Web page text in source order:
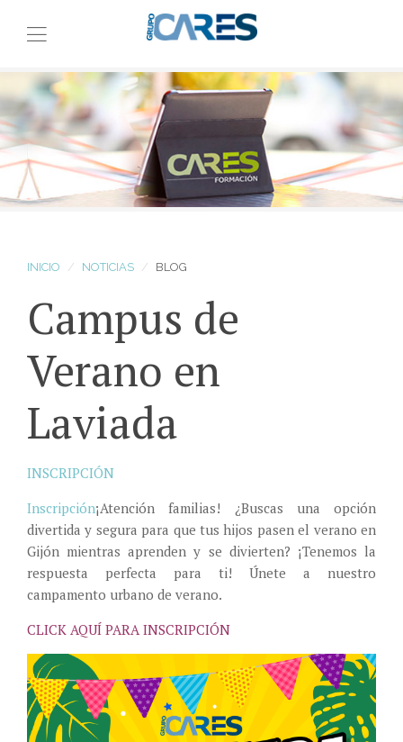
INICIO NOTICIAS BLOG
Campus de
Verano en
Laviada
INSCRIPCIÓN
Inscripción¡Atención familias! ¿Buscas una opción
divertida y segura para que tus hijos pasen el verano en
Gijón mientras aprenden y se divierten? ¡Tenemos la
respuesta perfecta para ti! Únete a nuestro
campamento urbano de verano.
CLICK AQUÍ PARA INSCRIPCIÓN